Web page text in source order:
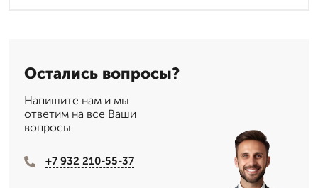
Остались вопросы?
Напишите нам и мы
ответим на все Ваши
вопросы
+7 932 210-55-37